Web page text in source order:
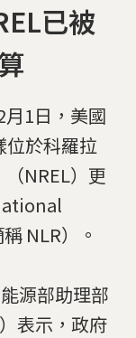
已被
月1日，美國
位於科羅拉
NREL）更
NLR）。
源部助理部
表示，政府